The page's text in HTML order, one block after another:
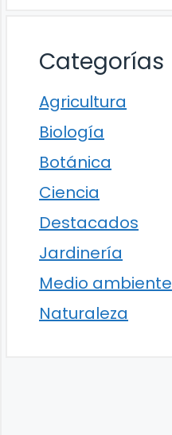
Categorías
Agricultura
Biología
Botánica
Ciencia
Destacados
Jardinería
Medio ambiente
Naturaleza